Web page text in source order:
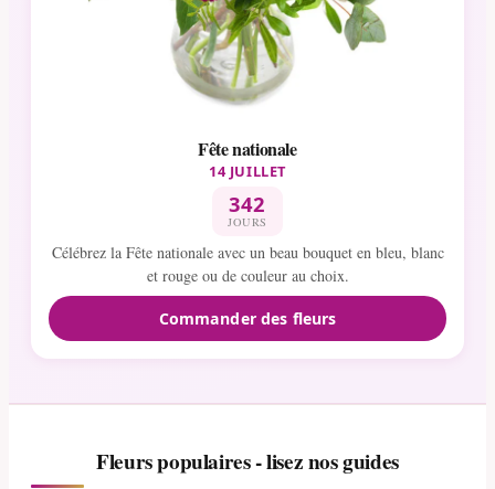
Fête nationale
14 JUILLET
342
JOURS
Célébrez la Fête nationale avec un beau bouquet en bleu, blanc
et rouge ou de couleur au choix.
Commander des fleurs
Fleurs populaires - lisez nos guides